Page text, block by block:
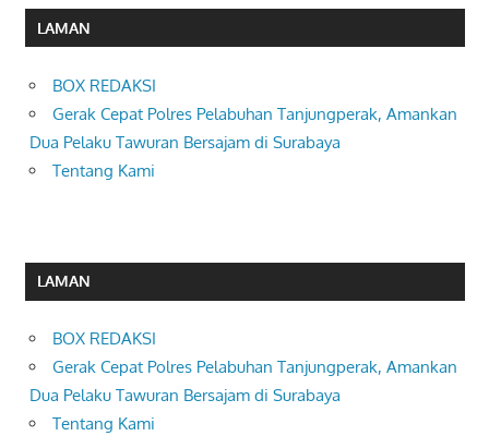
LAMAN
BOX REDAKSI
Gerak Cepat Polres Pelabuhan Tanjungperak, Amankan
Dua Pelaku Tawuran Bersajam di Surabaya
Tentang Kami
LAMAN
BOX REDAKSI
Gerak Cepat Polres Pelabuhan Tanjungperak, Amankan
Dua Pelaku Tawuran Bersajam di Surabaya
Tentang Kami